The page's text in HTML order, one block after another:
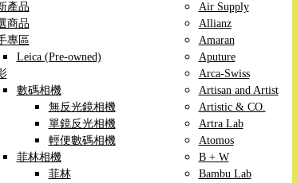
產品
商品
專區
Leica (Pre-owned)
數碼相機
無反光鏡相機
單鏡反光相機
輕便數碼相機
菲林相機
菲林
Air Supply
Allianz
Amaran
Aputure
Arca-Swiss
Artisan and Artist
Artistic & CO.
Artra Lab
Atomos
B + W
Bambu Lab